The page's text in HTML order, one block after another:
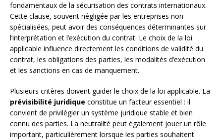
fondamentaux de la sécurisation des contrats internationaux.
Cette clause, souvent négligée par les entreprises non
spécialisées, peut avoir des conséquences déterminantes sur
l’interprétation et l’exécution du contrat. Le choix de la loi
applicable influence directement les conditions de validité du
contrat, les obligations des parties, les modalités d’exécution
et les sanctions en cas de manquement.
Plusieurs critères doivent guider le choix de la loi applicable. La
prévisibilité juridique constitue un facteur essentiel : il
convient de privilégier un système juridique stable et bien
connu des parties. La neutralité peut également jouer un rôle
important, particulièrement lorsque les parties souhaitent